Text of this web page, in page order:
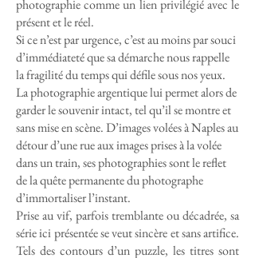
photographie comme un lien privilégié avec le
présent et le réel.
Si ce n’est par urgence, c’est au moins par souci
d’immédiateté que sa démarche nous rappelle
la fragilité du temps qui défile sous nos yeux.
La photographie argentique lui permet alors de
garder le souvenir intact, tel qu’il se montre et
sans mise en scène. D’images volées à Naples au
détour d’une rue aux images prises à la volée
dans un train, ses photographies sont le reflet
de la quête permanente du photographe
d’immortaliser l’instant.
Prise au vif, parfois tremblante ou décadrée, sa
série ici présentée se veut sincère et sans artifice.
Tels des contours d’un puzzle, les titres sont